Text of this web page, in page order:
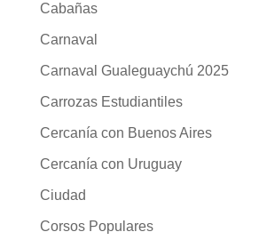
Cabañas
Carnaval
Carnaval Gualeguaychú 2025
Carrozas Estudiantiles
Cercanía con Buenos Aires
Cercanía con Uruguay
Ciudad
Corsos Populares